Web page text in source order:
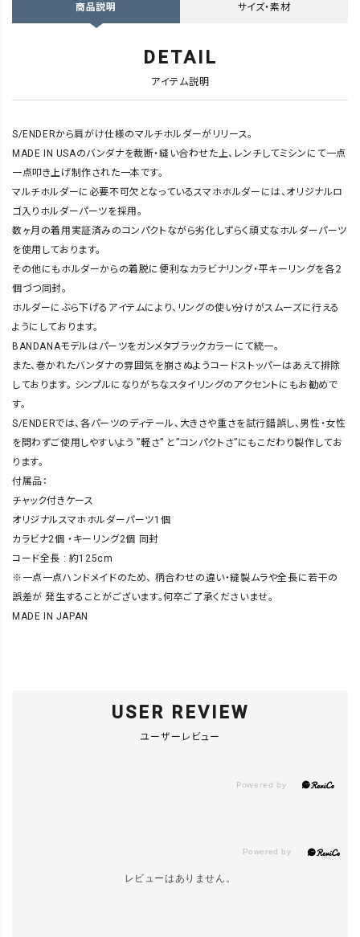
商品説明 サイズ・素材
DETAIL
アイテム説明
S/ENDERから肩がけ仕様のマルチホルダーがリリース。
MADE IN USAのバンダナを裁断・縫い合わせた上、レンチしてミシンにて一点
一点叩き上げ制作された一本です。
マルチホルダーに必要不可欠となっているスマホホルダーには、オリジナルロ
ゴ入りホルダーパーツを採用。
数ヶ月の着用実証済みのコンパクトながら劣化しずらく頑丈なホルダーパーツ
を使用しております。
その他にもホルダーからの着脱に便利なカラビナリング・平キーリングを各２
個づつ同封。
ホルダーにぶら下げるアイテムにより、リングの使い分けがスムーズに行える
ようにしております。
BANDANAモデルはパーツをガンメタブラックカラーにて統一。
また、巻かれたバンダナの雰囲気を崩さぬようコードストッパーはあえて排除
しております。 シンプルになりがちなスタイリングのアクセントにもお勧めで
す。
S/ENDERでは、各パーツのディテール、大きさや重さを試行錯誤し、男性・女性
を問わずご使用しやすいよう ”軽さ” と”コンパクトさ”にもこだわり製作してお
ります。
付属品：
チャック付きケース
オリジナルスマホホルダーパーツ1個
カラビナ2個 ・キーリング2個 同封
コード全長 : 約125cm
※一点一点ハンドメイドのため、 柄合わせの違い・縫製ムラや全長に若干の
誤差が 発生することがございます。何卒ご了承くださいませ。
MADE IN JAPAN
USER REVIEW
ユーザーレビュー
レビューはありません。